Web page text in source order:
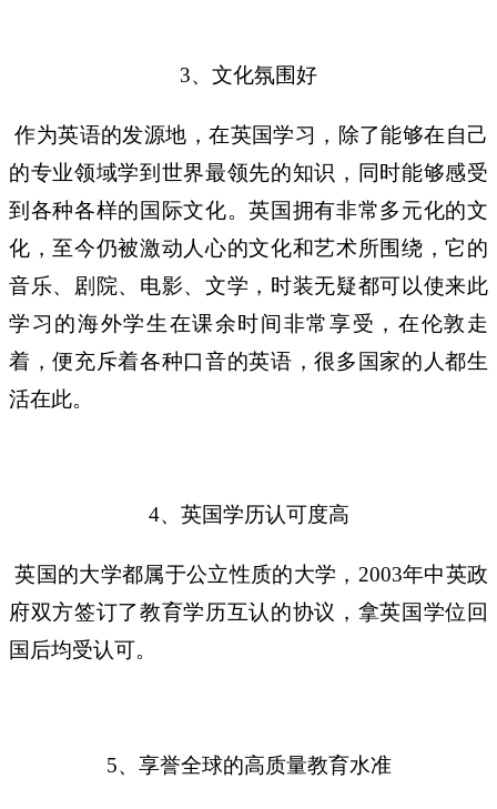
3、文化氛围好
作为英语的发源地，在英国学习，除了能够在自己
的专业领域学到世界最领先的知识，同时能够感受
到各种各样的国际文化。英国拥有非常多元化的文
化，至今仍被激动人心的文化和艺术所围绕，它的
音乐、剧院、电影、文学，时装无疑都可以使来此
学习的海外学生在课余时间非常享受，在伦敦走
着，便充斥着各种口音的英语，很多国家的人都生
活在此。
4、英国学历认可度高
英国的大学都属于公立性质的大学， 2003年中英政
府双方签订了教育学历互认的协议，拿英国学位回
国后均受认可。
5、享誉全球的高质量教育水准